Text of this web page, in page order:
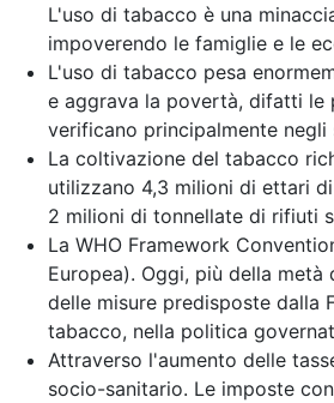
L'uso di tabacco è una
impoverendo le famiglie e le
L'uso di tabacco pesa
e aggrava la povertà, difatti le
verificano principalmente
La coltivazione del tabacco
utilizzano 4,3 milioni di ettari
2 milioni di tonnellate di rifiuti
La WHO Framework
Europea). Oggi, più della
delle misure predisposte dalla
tabacco, nella politica
Attraverso l'aumento delle
socio-sanitario. Le imposte